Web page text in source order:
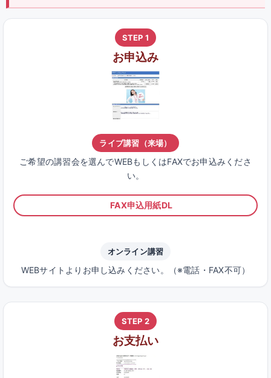
STEP 1
お申込み
ライブ講習（来場）
ご希望の講習会を選んでWEBもしくはFAXでお申込みくださ
い。
FAX申込用紙DL
オンライン講習
WEBサイトよりお申し込みください。（※電話・FAX不可）
STEP 2
お支払い